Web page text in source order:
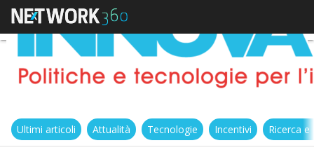
Ultimi articoli Attualità Tecnologie Incentivi Ricerca